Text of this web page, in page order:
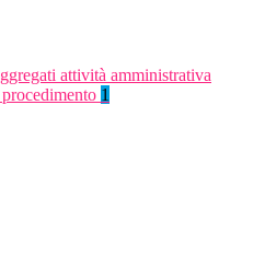
attività amministrativa
1